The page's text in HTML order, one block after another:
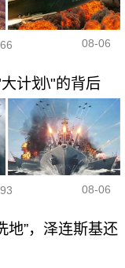
08-06
计划\"的背后
08-06
地”，泽连斯基还